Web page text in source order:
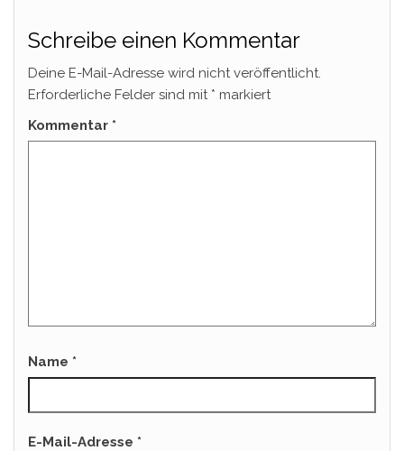
Schreibe einen Kommentar
Deine E-Mail-Adresse wird nicht veröffentlicht.
Erforderliche Felder sind mit * markiert
Kommentar *
Name *
E-Mail-Adresse *